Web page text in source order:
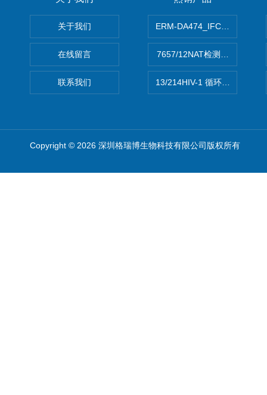
关于我们
在线留言
联系我们
ERM-DA474_IFCCC反应蛋
7657/12NAT检测的D型肝炎
13/214HIV-1 循环重组形式
Copyright © 2026 深圳格瑞博生物科技有限公司版权所有